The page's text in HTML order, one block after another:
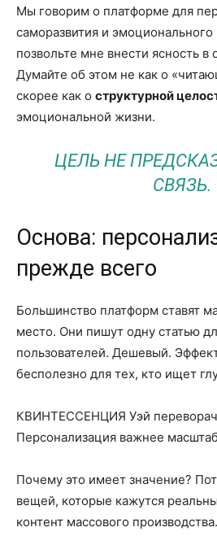
Мы говорим о платформе для
саморазвития и
позвольте мне внести ясность
Думайте об этом не как о
скорее как о структурной
эмоциональной жизни.
ЦЕЛЬ НЕ
СВЯЗЬ.
Основа:
прежде всего
Большинство платформ ставят
место. Они пишут одну статью
пользователей. Дешевый.
бесполезно для тех, кто ищет
КВИНТЕССЕНЦИЯ Уэй
Персонализация важнее
Почему это имеет значение?
вещей, которые кажутся
контент массового